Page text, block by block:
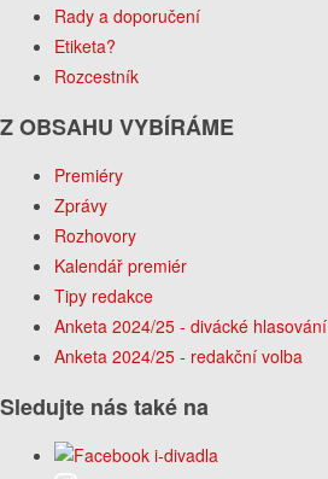
Rady a doporučení
Etiketa?
Rozcestník
Z OBSAHU VYBÍRÁME
Premiéry
Zprávy
Rozhovory
Kalendář premiér
Tipy redakce
Anketa 2024/25 - divácké hlasování
Anketa 2024/25 - redakční volba
Sledujte nás také na